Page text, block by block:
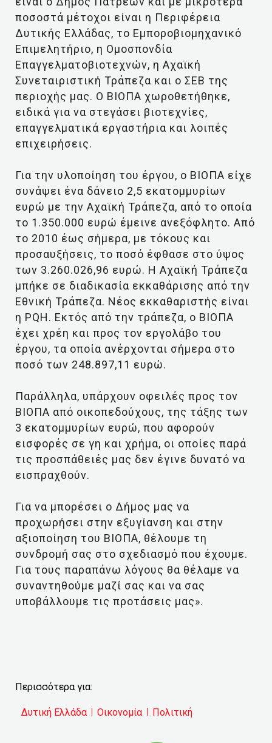
ποσοστά μέτοχοι είναι η Περιφέρεια
Δυτικής Ελλάδας, το Εμποροβιομηχανικό
Επιμελητήριο, η Ομοσπονδία
Επαγγελματοβιοτεχνών, η Αχαϊκή
Συνεταιριστική Τράπεζα και ο ΣΕΒ της
περιοχής μας. Ο ΒΙΟΠΑ χωροθετήθηκε,
ειδικά για να στεγάσει βιοτεχνίες,
επαγγελματικά εργαστήρια και λοιπές
επιχειρήσεις.
Για την υλοποίηση του έργου, ο ΒΙΟΠΑ είχε
συνάψει ένα δάνειο 2,5 εκατομμυρίων
ευρώ με την Αχαϊκή Τράπεζα, από το οποία
το 1.350.000 ευρώ έμεινε ανεξόφλητο. Από
το 2010 έως σήμερα, με τόκους και
προσαυξήσεις, το ποσό έφθασε στο ύψος
των 3.260.026,96 ευρώ. Η Αχαϊκή Τράπεζα
μπήκε σε διαδικασία εκκαθάρισης από την
Εθνική Τράπεζα. Νέος εκκαθαριστής είναι
η PQH. Εκτός από την τράπεζα, ο ΒΙΟΠΑ
έχει χρέη και προς τον εργολάβο του
έργου, τα οποία ανέρχονται σήμερα στο
ποσό των 248.897,11 ευρώ.
Παράλληλα, υπάρχουν οφειλές προς τον
ΒΙΟΠΑ από οικοπεδούχους, της τάξης των
3 εκατομμυρίων ευρώ, που αφορούν
εισφορές σε γη και χρήμα, οι οποίες παρά
τις προσπάθειές μας δεν έγινε δυνατό να
εισπραχθούν.
Για να μπορέσει ο Δήμος μας να
προχωρήσει στην εξυγίανση και στην
αξιοποίηση του ΒΙΟΠΑ, θέλουμε τη
συνδρομή σας στο σχεδιασμό που έχουμε.
Για τους παραπάνω λόγους θα θέλαμε να
συναντηθούμε μαζί σας και να σας
υποβάλλουμε τις προτάσεις μας».
Περισσότερα για:
Δυτική Ελλάδα Οικονομία Πολιτική